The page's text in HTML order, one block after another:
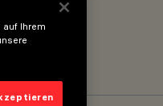
auf Ihrem